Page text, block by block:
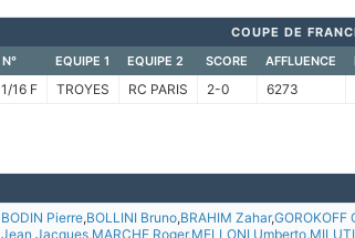
COUPE DE
N°
EQUIPE 1 EQUIPE 2 SCORE AFFLUENCE
1/16 F TROYES RC PARIS 2-0 6273
BODIN Pierre,BOLLINI Bruno,BRAHIM Zahar,GOROKOFF
Jean Jacques,MARCHE Roger,MELLONI Umberto,